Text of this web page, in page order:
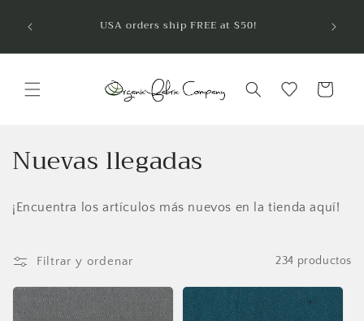
al contenido
USA orders ship FREE at $50! telas
Carrito
C
o
l
e
c
Nuevas llegadas
¡Encuentra los artículos más nuevos en la tienda aquí!
Filtrar y ordenar 234 productos